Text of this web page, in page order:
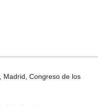
Madrid, Congreso de los